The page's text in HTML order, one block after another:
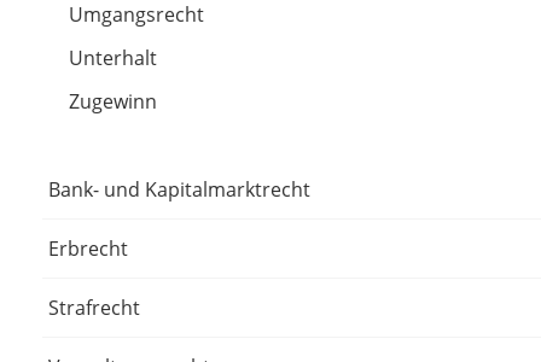
Umgangsrecht
Unterhalt
Zugewinn
Bank- und Kapitalmarktrecht
Erbrecht
Strafrecht